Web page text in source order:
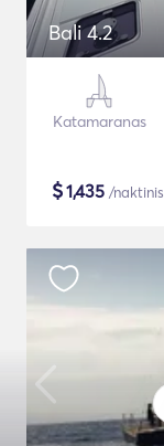
Bali 4.2
Katamaranas
$1,435 /naktinis